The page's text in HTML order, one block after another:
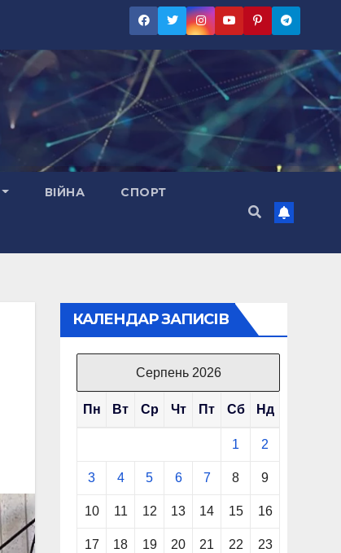
ВІЙНА СПОРТ
КАЛЕНДАР ЗАПИСІВ
Серпень 2026
Пн Вт Ср Чт Пт Сб Нд
1 2
3 4 5 6 7 8 9
10 11 12 13 14 15 16
17 18 19 20 21 22 23